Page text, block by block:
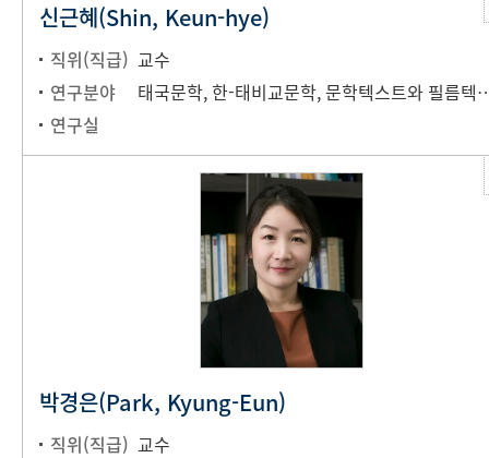
신근혜(Shin, Keun-hye)
직위(직급) 교수
연구분야
태국문학, 한-태비교문학, 문학
연구실
박경은(Park, Kyung-Eun)
직위(직급) 교수